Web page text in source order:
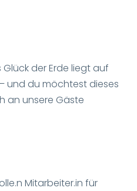
der Erde liegt auf
und du möchtest dieses
an unsere Gäste
Mitarbeiter.in für